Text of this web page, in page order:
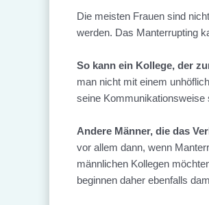
Die meisten Frauen sind
werden. Das Manterrupting
So kann ein Kollege, der
man nicht mit einem
seine Kommunikationsweise
Andere Männer, die das
vor allem dann, wenn
männlichen Kollegen
beginnen daher ebenfalls